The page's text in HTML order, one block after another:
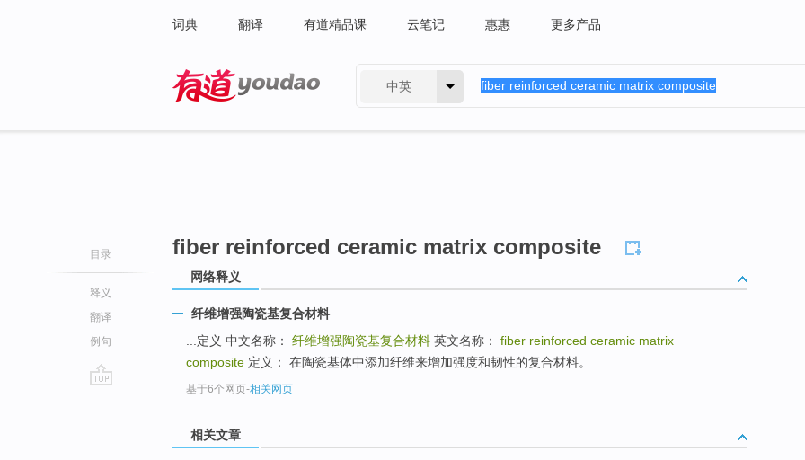
词典 翻译 有道精品课 云笔记 惠惠 更多产品
中英
目录
释义
翻译
例句
fiber reinforced ceramic matrix composite
网络释义
纤维增强陶瓷基复合材料
...定义 中文名称： 纤维增强陶瓷基复合材料 英文名称： fiber reinforced ceramic matrix
composite 定义： 在陶瓷基体中添加纤维来增加强度和韧性的复合材料。
基于6个网页-相关网页
相关文章